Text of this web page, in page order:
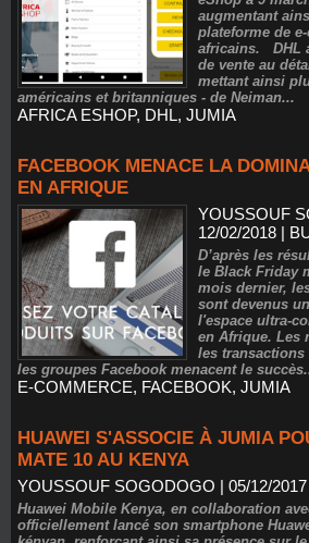
augmentant
plateforme de
africains. DHL
de vente au
mettant ainsi
américains et britanniques - de Neiman...
AFRICA ESHOP, DHL, JUMIA
FACEBOOK MENACE LA
EN AFRIQUE
YOUSSOUF
12/02/2018 |
D’après les
le Black Friday
mois dernier,
sont devenus
l'espace ultra-
en Afrique. Les
les
les groupes Facebook menacent le
E-COMMERCE, FACEBOOK, JUMIA
HUAWEI S'ASSOCIE À JUMIA
MATE 10 AU KENYA
YOUSSOUF SOGODOGO | 05/12/2017
Huawei Mobile Kenya, en collaboration
officiellement lancé son smartphone